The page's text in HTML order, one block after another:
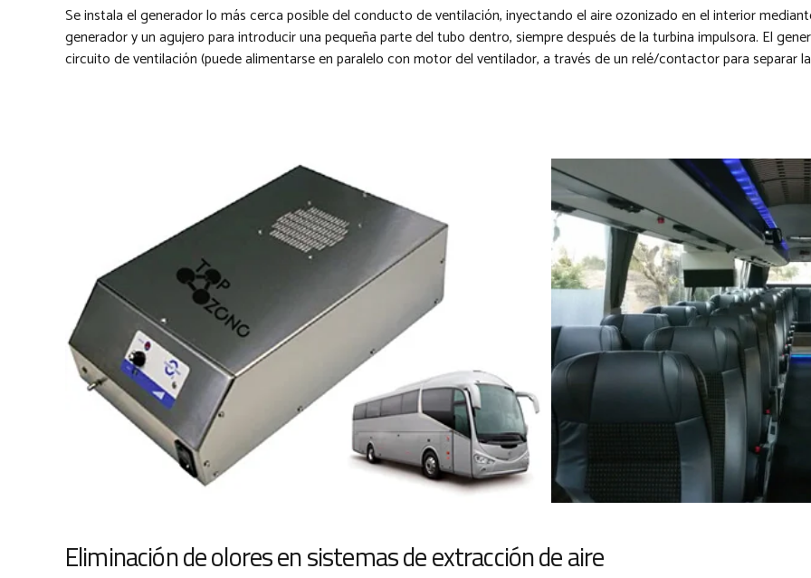
Se instala el generador lo más cerca posible del conducto de ventilación, inyectando el aire ozonizado en el interior
generador y un agujero para introducir una pequeña parte del tubo dentro, siempre después de la turbina impulsora. El
circuito de ventilación (puede alimentarse en paralelo con motor del ventilador, a través de un relé/contactor para separar
Eliminación de olores en sistemas de extracción de aire